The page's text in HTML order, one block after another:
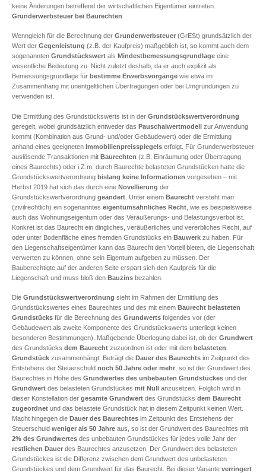
keine Änderungen betreffend der wirtschaftlichen Eigentümer eintreten.
Grunderwerbsteuer bei Baurechten
Wenngleich für die Berechnung der Grunderwerbsteuer (GrESt) grundsätzlich der
Wert der Gegenleistung (z.B. der Kaufpreis) maßgeblich ist, so kommt auch dem
sogenannten Grundstückswert als Mindestbemessungsgrundlage eine
wesentliche Bedeutung zu. Nicht zuletzt deshalb, da er auch explizit als
Bemessungsgrundlage für bestimme Erwerbsvorgänge wie etwa im
Zusammenhang mit unentgeltlichen Übertragungen oder bei Umgründungen zu
verwenden ist.
Die Ermittlung des Grundstückswerts ist in der Grundstückswertverordnung
geregelt, wobei grundsätzlich entweder das Pauschalwertmodell zur Anwendung
kommt (Kombination aus Grund- und/oder Gebäudewert) oder die Ermittlung
anhand eines geeigneten Immobilienpreisspiegels erfolgt. Für Grunderwerbsteuer
auslösende Transaktionen mit Baurechten (z.B. Einräumung oder Übertragung
eines Baurechts) oder i.Z.m. durch Baurechte belasteten Grundstücken hatte die
Grundstückswertverordnung bislang keine Informationen vorgesehen – mit
Herbst 2019 hat sich das durch eine Novellierung der
Grundstückswertverordnung geändert . Unter einem Baurecht versteht man
(zivilrechtlich) ein sogenanntes eigentumsähnliches Recht , wie es beispielsweise
auch das Wohnungseigentum oder das Veräußerungs- und Belastungsverbot ist.
Konkret ist das Baurecht ein dingliches, veräußerliches und vererbliches Recht, auf
oder unter Bodenfläche eines fremden Grundstücks ein Bauwerk zu haben. Für
den Liegenschaftseigentümer kann das Baurecht den Vorteil bieten, die Liegenschaft
verwerten zu können, ohne sein Eigentum aufgeben zu müssen. Der
Bauberechtigte auf der anderen Seite erspart sich den Kaufpreis für die
Liegenschaft und muss bloß den Bauzins bezahlen.
Die Grundstückswertverordnung sieht im Rahmen der Ermittlung des
Grundstückswertes eines Baurechtes und des mit einem Baurecht belasteten
Grundstücks für die Berechnung des Grundwerts folgendes vor (der
Gebäudewert als zweite Komponente des Grundstückswerts unterliegt keinen
besonderen Bestimmungen). Maßgebende Überlegung dabei ist, ob der Grundwert
des Grundstücks dem Baurecht zuzuordnen ist oder mit dem belasteten
Grundstück zusammenhängt. Beträgt die Dauer des Baurechts im Zeitpunkt des
Entstehens der Steuerschuld noch 50 Jahre oder mehr , so ist der Grundwert des
Baurechtes in Höhe des Grundwertes des unbebauten Grundstückes und der
Grundwert des belasteten Grundstückes mit Null anzusetzen. Folglich wird in
dieser Konstellation der gesamte Grundwert des Grundstücks dem Baurecht
zugeordnet und das belastete Grundstück hat in diesem Zeitpunkt keinen Wert.
Macht hingegen die Dauer des Baurechtes im Zeitpunkt des Entstehens der
Steuerschuld weniger als 50 Jahre aus, so ist der Grundwert des Baurechtes mit
2% des Grundwertes des unbebauten Grundstückes für jedes volle Jahr der
restlichen Dauer des Baurechtes anzusetzen. Der Grundwert des belasteten
Grundstückes ist die Differenz zwischen dem Grundwert des unbelasteten
Grundstückes und dem Grundwert für das Baurecht. Bei dieser Variante verringert